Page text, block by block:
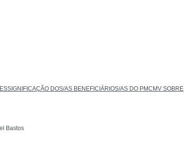
DOS/AS BENEFICIÁRIOS/AS DO PMCMV SOBRE
Bastos